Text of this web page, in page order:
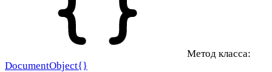
Метод класса:
DocumentObject{}